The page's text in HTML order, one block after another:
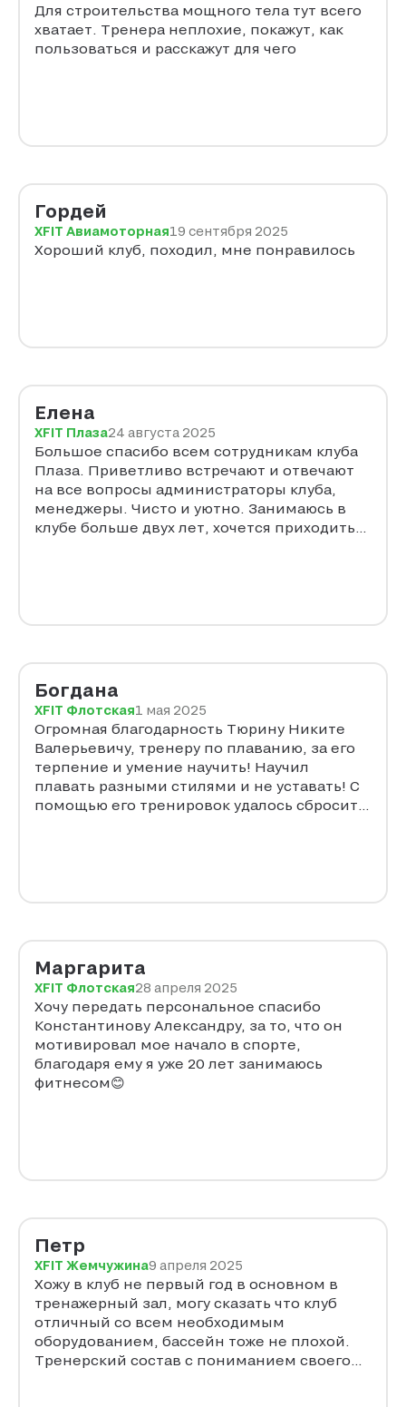
Для строительства мощного тела тут всего
хватает. Тренера неплохие, покажут, как
пользоваться и расскажут для чего
Гордей
XFIT Авиамоторная19 сентября 2025
Хороший клуб, походил, мне понравилось
Елена
XFIT Плаза24 августа 2025
Большое спасибо всем сотрудникам клуба
Плаза. Приветливо встречают и отвечают
на все вопросы администраторы клуба,
менеджеры. Чисто и уютно. Занимаюсь в
клубе больше двух лет, хочется приходить
Богдана
XFIT Флотская1 мая 2025
Огромная благодарность Тюрину Никите
Валерьевичу, тренеру по плаванию, за его
терпение и умение научить! Научил
плавать разными стилями и не уставать! С
помощью его тренировок удалось сбросить
Маргарита
XFIT Флотская28 апреля 2025
Хочу передать персональное спасибо
Константинову Александру, за то, что он
мотивировал мое начало в спорте,
благодаря ему я уже 20 лет занимаюсь
фитнесом😊
Петр
XFIT Жемчужина9 апреля 2025
Хожу в клуб не первый год в основном в
тренажерный зал, могу сказать что клуб
отличный со всем необходимым
оборудованием, бассейн тоже не плохой.
Тренерский состав с пониманием своего